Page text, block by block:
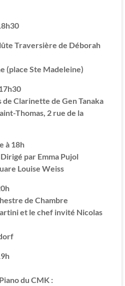
Traversière de Déborah
(place Ste Madeleine)
Clarinette de Gen Tanaka
Thomas, 2 rue de la
à 18h
Dirigé par Emma Pujol
Louise Weiss
de Chambre
et le chef invité Nicolas
du CMK :